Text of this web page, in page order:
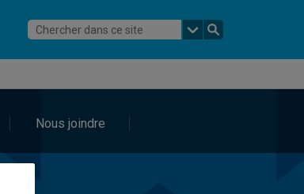
Nous joindre